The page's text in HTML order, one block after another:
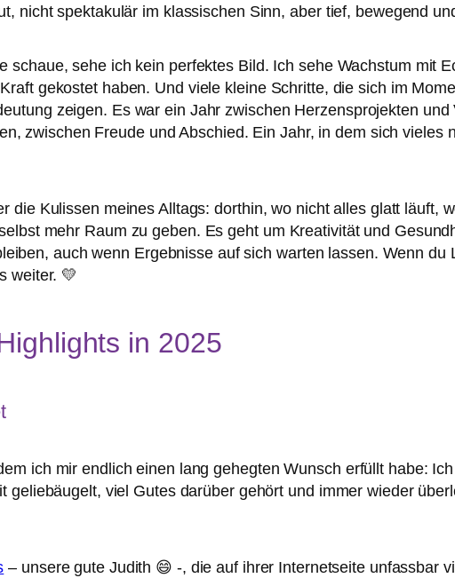
nicht spektakulär im klassischen Sinn, aber tief, bewegend
schaue, sehe ich kein perfektes Bild. Ich sehe Wachstum mit
gekostet haben. Und viele kleine Schritte, die sich im
zeigen. Es war ein Jahr zwischen Herzensprojekten
zwischen Freude und Abschied. Ein Jahr, in dem sich vieles
die Kulissen meines Alltags: dorthin, wo nicht alles glatt läuft,
mehr Raum zu geben. Es geht um Kreativität und
auch wenn Ergebnisse auf sich warten lassen. Wenn du
weiter. 💛
in 2025
ich mir endlich einen lang gehegten Wunsch erfüllt habe:
geliebäugelt, viel Gutes darüber gehört und immer wieder
– unsere gute Judith 😄 -, die auf ihrer Internetseite unfassbar